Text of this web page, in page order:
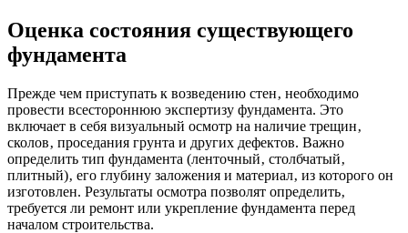
Оценка состояния существующего
фундамента
Прежде чем приступать к возведению стен‚ необходимо
провести всестороннюю экспертизу фундамента. Это
включает в себя визуальный осмотр на наличие трещин‚
сколов‚ проседания грунта и других дефектов. Важно
определить тип фундамента (ленточный‚ столбчатый‚
плитный)‚ его глубину заложения и материал‚ из которого он
изготовлен. Результаты осмотра позволят определить‚
требуется ли ремонт или укрепление фундамента перед
началом строительства.